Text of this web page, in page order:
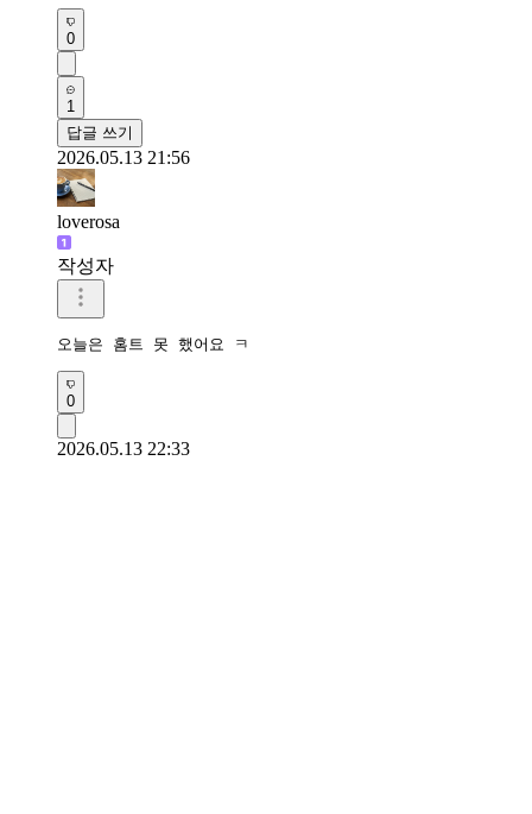
0
1
답글 쓰기
2026.05.13 21:56
loverosa
작성자
오늘은 홈트 못 했어요 ㅋ
0
2026.05.13 22:33